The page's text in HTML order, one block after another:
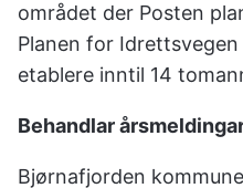
området der Posten
Planen for
etablere inntil 14
Behandlar
Bjørnafjorden